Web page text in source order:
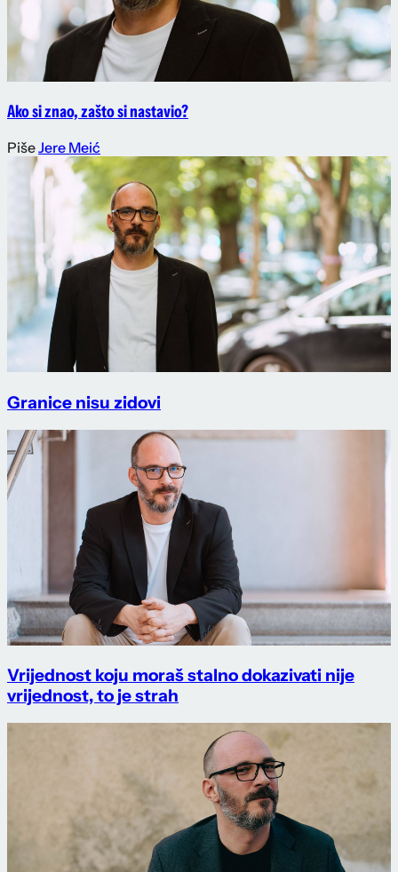
Ako si znao, zašto si nastavio?
PišeJere Meić
Granice nisu zidovi
Vrijednost koju moraš stalno dokazivati nije
vrijednost, to je strah